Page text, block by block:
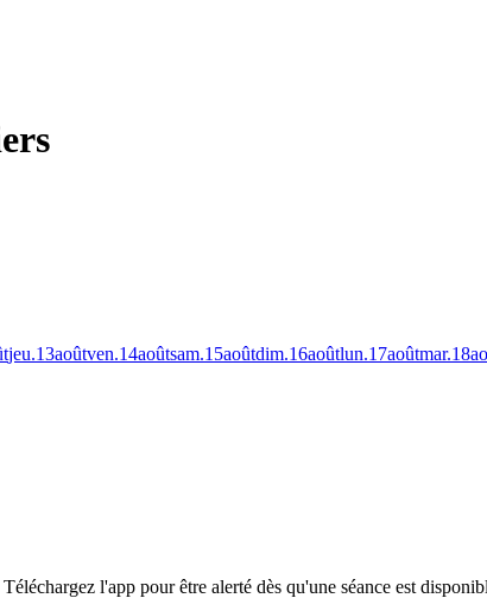
jeu.13aoûtven.14aoûtsam.15aoûtdim.16aoûtlun.17aoûtmar.18
Téléchargez l'app pour être alerté dès qu'une séance est